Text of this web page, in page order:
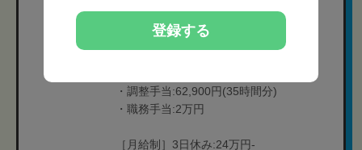
［月給制］2.5日休み:26万円-
［内訳］
・調整手当:62,900円(35時間分)
・職務手当:2万円
［月給制］3日休み:24万円-
登録する